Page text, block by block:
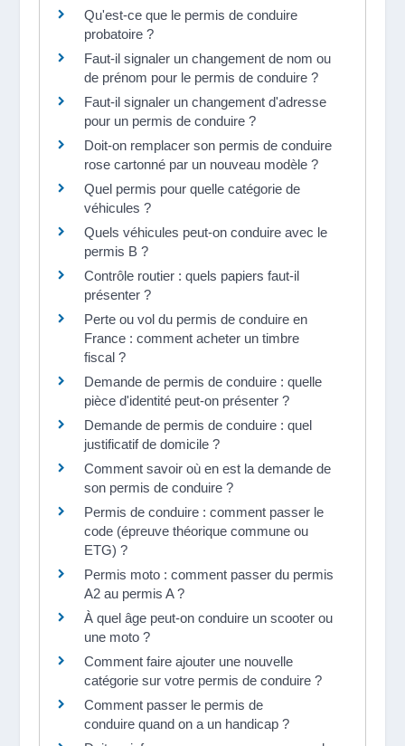
Qu'est-ce que le permis de conduire
probatoire ?
Faut-il signaler un changement de nom ou
de prénom pour le permis de conduire ?
Faut-il signaler un changement d'adresse
pour un permis de conduire ?
Doit-on remplacer son permis de conduire
rose cartonné par un nouveau modèle ?
Quel permis pour quelle catégorie de
véhicules ?
Quels véhicules peut-on conduire avec le
permis B ?
Contrôle routier : quels papiers faut-il
présenter ?
Perte ou vol du permis de conduire en
France : comment acheter un timbre
fiscal ?
Demande de permis de conduire : quelle
pièce d'identité peut-on présenter ?
Demande de permis de conduire : quel
justificatif de domicile ?
Comment savoir où en est la demande de
son permis de conduire ?
Permis de conduire : comment passer le
code (épreuve théorique commune ou
ETG) ?
Permis moto : comment passer du permis
A2 au permis A ?
À quel âge peut-on conduire un scooter ou
une moto ?
Comment faire ajouter une nouvelle
catégorie sur votre permis de conduire ?
Comment passer le permis de
conduire quand on a un handicap ?